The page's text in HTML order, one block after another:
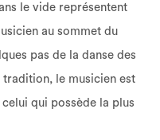
le vide représentent
au sommet du
pas de la danse des
tradition, le musicien est
qui possède la plus